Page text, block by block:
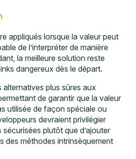
appliqués lorsque la valeur peut
de l’interpréter de manière
la meilleure solution reste
dangereux dès le départ.
plus sûres aux
de garantir que la valeur
utilisée de façon spéciale ou
devraient privilégier
sécurisées plutôt que d’ajouter
des méthodes intrinsèquement